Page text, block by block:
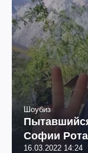
Шоубиз
Софии
16.03.2022 14:24